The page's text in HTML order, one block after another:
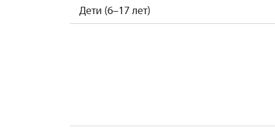
Дети (6–17 лет)